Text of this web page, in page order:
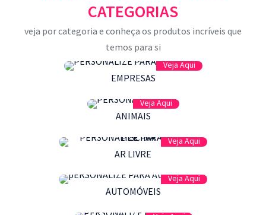
CATEGORIAS
veja por categoria e conheça os produtos incríveis que
temos para si
Veja Aqui
EMPRESAS
Veja Aqui
ANIMAIS
Veja Aqui
AR LIVRE
Veja Aqui
AUTOMÓVEIS